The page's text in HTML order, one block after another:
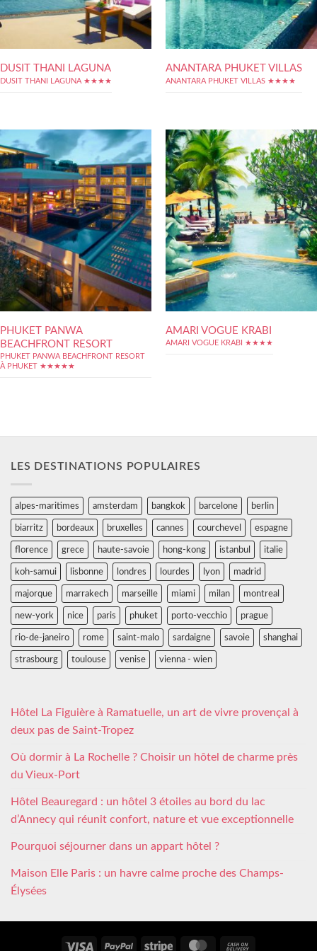
DUSIT THANI LAGUNA
DUSIT THANI LAGUNA ★★★★
ANANTARA PHUKET VILLAS
ANANTARA PHUKET VILLAS ★★★★
PHUKET PANWA
BEACHFRONT RESORT
PHUKET PANWA BEACHFRONT RESORT
À PHUKET ★★★★★
AMARI VOGUE KRABI
AMARI VOGUE KRABI ★★★★
LES DESTINATIONS POPULAIRES
alpes-maritimes amsterdam bangkok barcelone berlin
biarritz bordeaux bruxelles cannes courchevel espagne
florence grece haute-savoie hong-kong istanbul italie
koh-samui lisbonne londres lourdes lyon madrid
majorque marrakech marseille miami milan montreal
new-york nice paris phuket porto-vecchio prague
rio-de-janeiro rome saint-malo sardaigne savoie shanghai
strasbourg toulouse venise vienna - wien
Hôtel La Figuière à Ramatuelle, un art de vivre provençal à
deux pas de Saint-Tropez
Où dormir à La Rochelle ? Choisir un hôtel de charme près
du Vieux-Port
Hôtel Beauregard : un hôtel 3 étoiles au bord du lac
d’Annecy qui réunit confort, nature et vue exceptionnelle
Pourquoi séjourner dans un appart hôtel ?
Maison Elle Paris : un havre calme proche des Champs-
Élysées
Visa PayPal Stripe MasterCard